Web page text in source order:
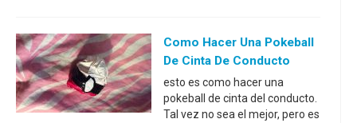
Como Hacer Una Pokeball
De Cinta De Conducto
esto es como hacer una
pokeball de cinta del conducto.
Tal vez no sea el mejor, pero es